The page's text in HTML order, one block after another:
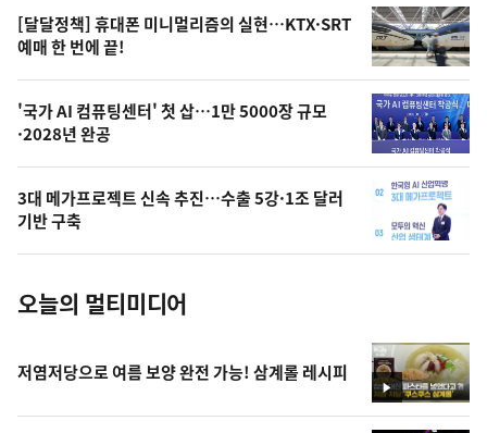
영
상
오
의
사
진
[달달정책] 휴대폰 미니멀리즘의 실현…KTX·SRT
예매 한 번에 끝!
'국가 AI 컴퓨팅센터' 첫 삽…1만 5000장 규모
·2028년 완공
3대 메가프로젝트 신속 추진…수출 5강·1조 달러
기반 구축
오늘의 멀티미디어
영
상
저염저당으로 여름 보양 완전 가능! 삼계롤 레시피